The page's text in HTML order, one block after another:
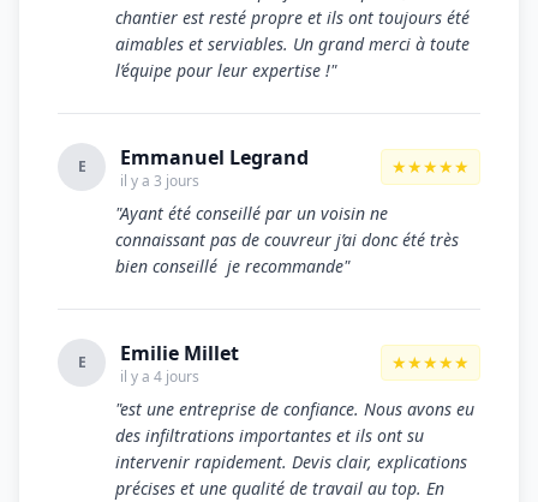
chantier est resté propre et ils ont toujours été
aimables et serviables. Un grand merci à toute
l’équipe pour leur expertise !"
E Emmanuel Legrand
il y a 3 jours
★★★★★
"Ayant été conseillé par un voisin ne
connaissant pas de couvreur j’ai donc été très
bien conseillé je recommande"
E Emilie Millet
il y a 4 jours
★★★★★
"est une entreprise de confiance. Nous avons eu
des infiltrations importantes et ils ont su
intervenir rapidement. Devis clair, explications
précises et une qualité de travail au top. En